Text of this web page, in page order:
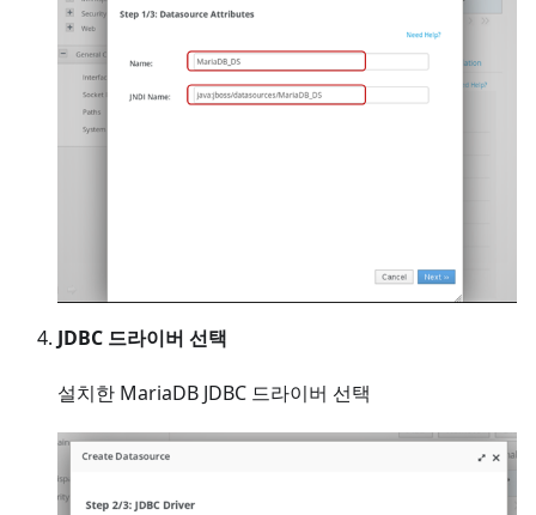
JDBC 드라이버 선택
설치한 MariaDB JDBC 드라이버 선택